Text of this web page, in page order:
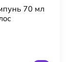
70 мл